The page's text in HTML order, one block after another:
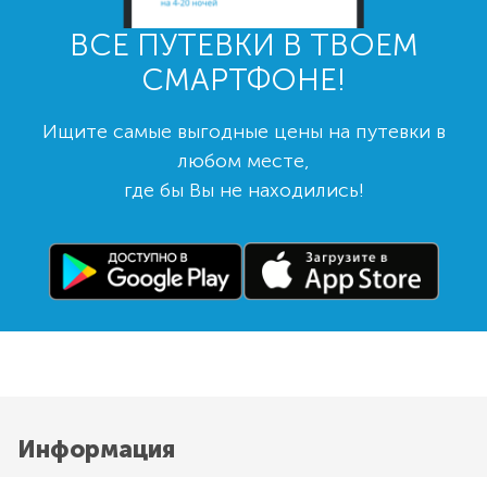
ВСЕ ПУТЕВКИ В ТВОЕМ
СМАРТФОНЕ!
Ищите самые выгодные цены на путевки в
любом месте,
где бы Вы не находились!
Информация